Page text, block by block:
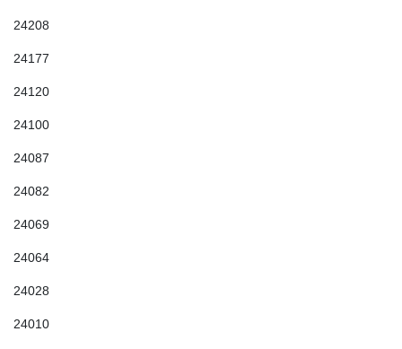
24208
24177
24120
24100
24087
24082
24069
24064
24028
24010